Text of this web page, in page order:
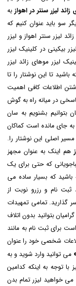
لیزر سنتر در اهوازبه
باید عنوان کنیم که
لیزر سنتر اهواز و لیزر
بیکینی در کلینیک لیزر
لیزر موهای زائد لیزر
تا این نوشتار را تا
اطلاعات کافی اهمیت
در میانه راه به گوش
بشنویم به سان
جای مانده است کماکان
مسیر اصلی این نوشتار را.
هم اینک به عنوان مجهز
که حتی برای یک
باشید که بسیار ساده می
ثبت نام و رزرو نوبت از
گذارید. تمامی تمهیدات
بتوانید بدون اتلاف
برای ثبت نام به مانند
شخصی خود را عنوان
می توانید وارد شوید و به
توجه به اینکه کدامین
خواهید لیزر تمام بدن